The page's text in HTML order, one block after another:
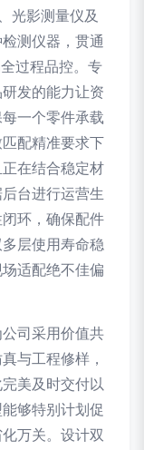
光影测量仪及
测仪器，贯通
过程品控。专
发的能力让资
一个零件承载
配精准要求下
在结合稳定材
台进行运营生
环，确保配件
层使用寿命稳
适配绝不佳偏
司采用价值共
与工程修样，
美及时交付以
够特别计划促
万关。设计双